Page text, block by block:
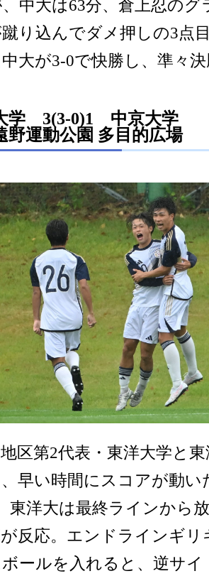
中大は63分、倉上忍の
り込んでダメ押しの3点
大が3-0で快勝し、準々
学 3(3-0)1 中京大学
運動公園 多目的広場
区第2代表・東洋大学と
早い時間にスコアが動い
東洋大は最終ラインから
反応。エンドラインギ
ールを入れると、逆サ